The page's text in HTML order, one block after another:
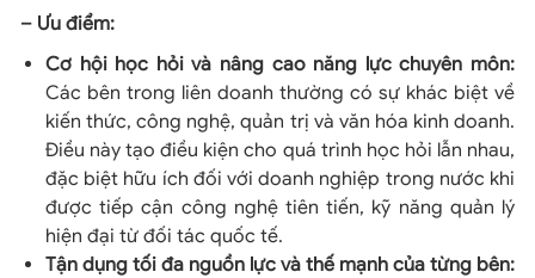
– Ưu điểm:
Cơ hội học hỏi và nâng cao năng lực chuyên môn:
Các bên trong liên doanh thường có sự khác biệt về
kiến thức, công nghệ, quản trị và văn hóa kinh doanh.
Điều này tạo điều kiện cho quá trình học hỏi lẫn nhau,
đặc biệt hữu ích đối với doanh nghiệp trong nước khi
được tiếp cận công nghệ tiên tiến, kỹ năng quản lý
hiện đại từ đối tác quốc tế.
Tận dụng tối đa nguồn lực và thế mạnh của từng bên: